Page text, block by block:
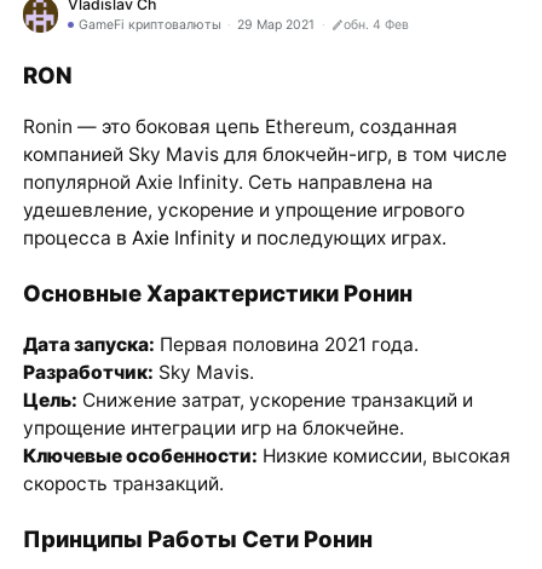
Vladislav Ch
GameFi криптовалюты 29 Мар 2021 обн. 4 Фев
RON
Ronin — это боковая цепь Ethereum, созданная
компанией Sky Mavis для блокчейн-игр, в том числе
популярной Axie Infinity. Сеть направлена на
удешевление, ускорение и упрощение игрового
процесса в Axie Infinity и последующих играх.
Основные Характеристики Ронин
Дата запуска: Первая половина 2021 года.
Разработчик: Sky Mavis.
Цель: Снижение затрат, ускорение транзакций и
упрощение интеграции игр на блокчейне.
Ключевые особенности: Низкие комиссии, высокая
скорость транзакций.
Принципы Работы Сети Ронин